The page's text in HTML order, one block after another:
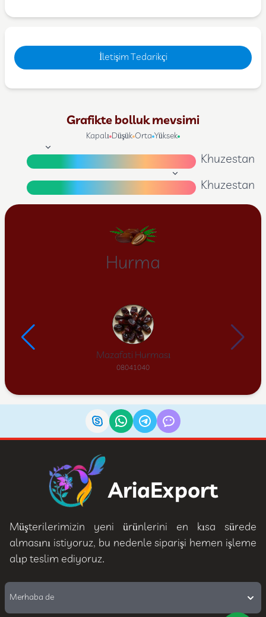
İletişim Tedarikçi
Grafikte bolluk mevsimi
Yüksek
Orta
Düşük
Kapalı
Khuzestan
Khuzestan
Hurma
Mazafati Hurması
08041040
AriaExport
Müşterilerimizin yeni ürünlerini en kısa sürede
almasını istiyoruz, bu nedenle siparişi hemen işleme
alıp teslim ediyoruz.
Merhaba de